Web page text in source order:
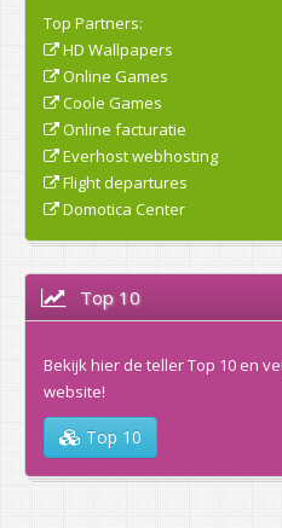
Top Partners:
HD Wallpapers
Online Games
Coole Games
Online facturatie
Everhost webhosting
Flight departures
Domotica Center
Top 10
Bekijk hier de teller Top 10 en
website!
Top 10